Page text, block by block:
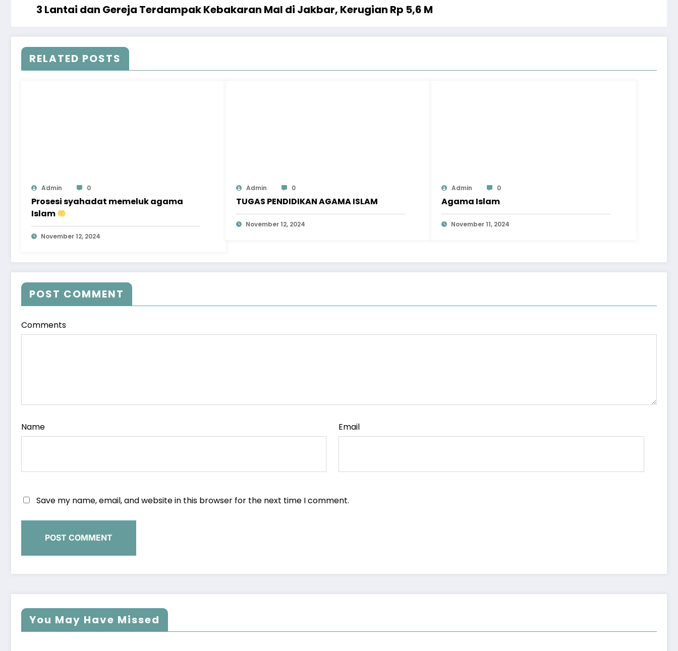
3 Lantai dan Gereja Terdampak Kebakaran Mal di Jakbar, Kerugian Rp 5,6 M
RELATED POSTS
Admin 0
Prosesi syahadat memeluk agama
Islam
November 12, 2024
Admin 0
TUGAS PENDIDIKAN AGAMA ISLAM
November 12, 2024
Admin 0
Agama Islam
November 11, 2024
POST COMMENT
Comments
Name Email
Save my name, email, and website in this browser for the next time I comment.
You May Have Missed